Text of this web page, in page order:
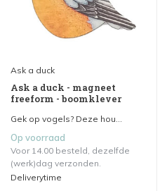
Ask a duck
Ask a duck - magneet
freeform - boomklever
Gek op vogels? Deze hou...
Op voorraad
Voor 14.00 besteld, dezelfde
(werk)dag verzonden.
Deliverytime